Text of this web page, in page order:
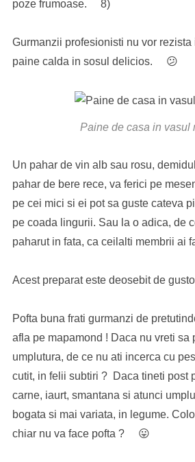
poze frumoase. 8)
Gurmanzii profesionisti nu vor
paine calda in sosul delicios. 😕
Paine de casa in vasul
Un pahar de vin alb sau rosu,
pahar de bere rece, va ferici pe
pe cei mici si ei pot sa guste cateva
pe coada lingurii. Sau la o adica, de
paharut in fata, ca ceilalti membrii
Acest preparat este deosebit de
Pofta buna frati gurmanzi de
afla pe mapamond ! Daca nu vreti sa
umplutura, de ce nu ati incerca cu
cutit, in felii subtiri ? Daca tineti post
carne, iaurt, smantana si atunci
bogata si mai variata, in legume.
chiar nu va face pofta ? 😛